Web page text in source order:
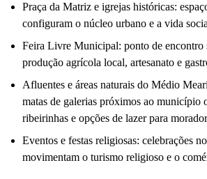
Praça da Matriz e igrejas históricas:
configuram o núcleo urbano e a vida
Feira Livre Municipal: ponto de encontro
produção agrícola local, artesanato e
Afluentes e áreas naturais do Médio
matas de galerias próximos ao município
ribeirinhas e opções de lazer para
Eventos e festas religiosas: celebrações
movimentam o turismo religioso e o